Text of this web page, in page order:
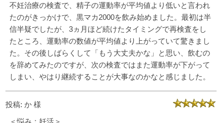
不妊治療の検査で、精子の運動率が平均値より低いと言われ
たのがきっかけで、黒マカ2000を飲み始めました。最初は半
信半疑でしたが、3ヵ月ほど続けたタイミングで再検査をし
たところ、運動率の数値が平均値より上がっていて驚きまし
た。その後しばらくして「もう大丈夫かな」と思い、飲むの
を辞めてみたのですが、次の検査ではまた運動率が下がって
しまい、やはり継続することが大事なのかなと感じました。
投稿: か 様